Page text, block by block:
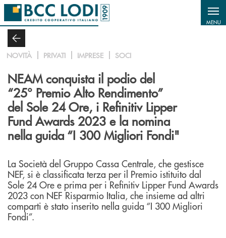
Salta al contenuto principale
MENU
NOVITÀ PRIVATI IMPRESE SOCI
NEAM conquista il podio del
“25° Premio Alto Rendimento”
del Sole 24 Ore, i Refinitiv Lipper
Fund Awards 2023 e la nomina
nella guida “I 300 Migliori Fondi"
La Società del Gruppo Cassa Centrale, che gestisce
NEF, si è classificata terza per il Premio istituito dal
Sole 24 Ore e prima per i Refinitiv Lipper Fund Awards
2023 con NEF Risparmio Italia, che insieme ad altri
comparti è stato inserito nella guida “I 300 Migliori
Fondi”.